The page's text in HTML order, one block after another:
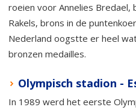
roeien voor Annelies
Rakels, brons in de
Nederland oogstte er heel
bronzen medailles.
Olympisch stadion -
In 1989 werd het eerste